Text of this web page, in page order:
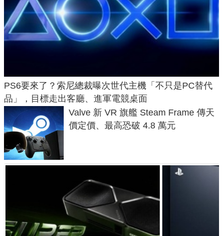
PS6要來了？索尼總裁曝次世代主機「不只是PC替代
品」，目標走出客廳、進軍電競桌面
Valve 新 VR 旗艦 Steam Frame 傳天
價定價、最高恐破 4.8 萬元